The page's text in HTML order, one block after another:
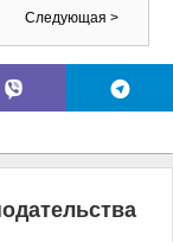
Следующая >